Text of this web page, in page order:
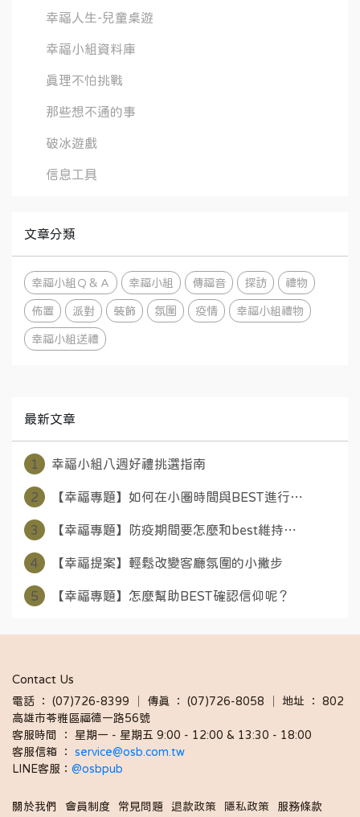
幸福人生-兒童桌遊
幸福小組資料庫
真理不怕挑戰
那些想不通的事
破冰遊戲
信息工具
文章分類
幸福小組Ｑ＆Ａ 幸福小組 傳福音 探訪 禮物
佈置 派對 裝飾 氛圍 疫情 幸福小組禮物
幸福小組送禮
最新文章
1 幸福小組八週好禮挑選指南
2 【幸福專題】如何在小圈時間與BEST進行⋯
3 【幸福專題】防疫期間要怎麼和best維持⋯
4 【幸福提案】輕鬆改變客廳氛圍的小撇步
5 【幸福專題】怎麼幫助BEST確認信仰呢？
Contact Us
電話 ： (07)726-8399 │ 傳真 ： (07)726-8058 │ 地址 ： 802
高雄市苓雅區福德一路56號
客服時間 ： 星期一 - 星期五 9:00 - 12:00 & 13:30 - 18:00
客服信箱 ： service@osb.com.tw
LINE客服： @osbpub
關於我們 會員制度 常見問題 退款政策 隱私政策 服務條款